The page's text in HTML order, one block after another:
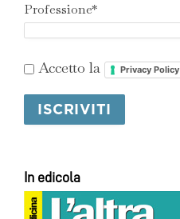
Professione*
Accetto la Privacy Policy
In edicola